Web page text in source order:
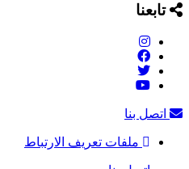
تابعنا
اتصل بنا
ملفات تعريف الارتباط